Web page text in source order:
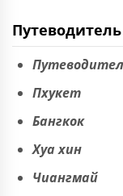
Пхукет
Бангкок
Хуа хин
Чиангмай